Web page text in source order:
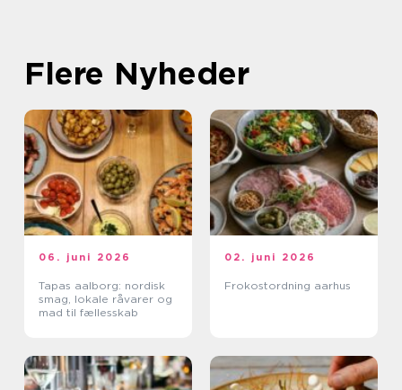
Flere Nyheder
06. juni 2026
Tapas aalborg: nordisk
smag, lokale råvarer og
mad til fællesskab
02. juni 2026
Frokostordning aarhus